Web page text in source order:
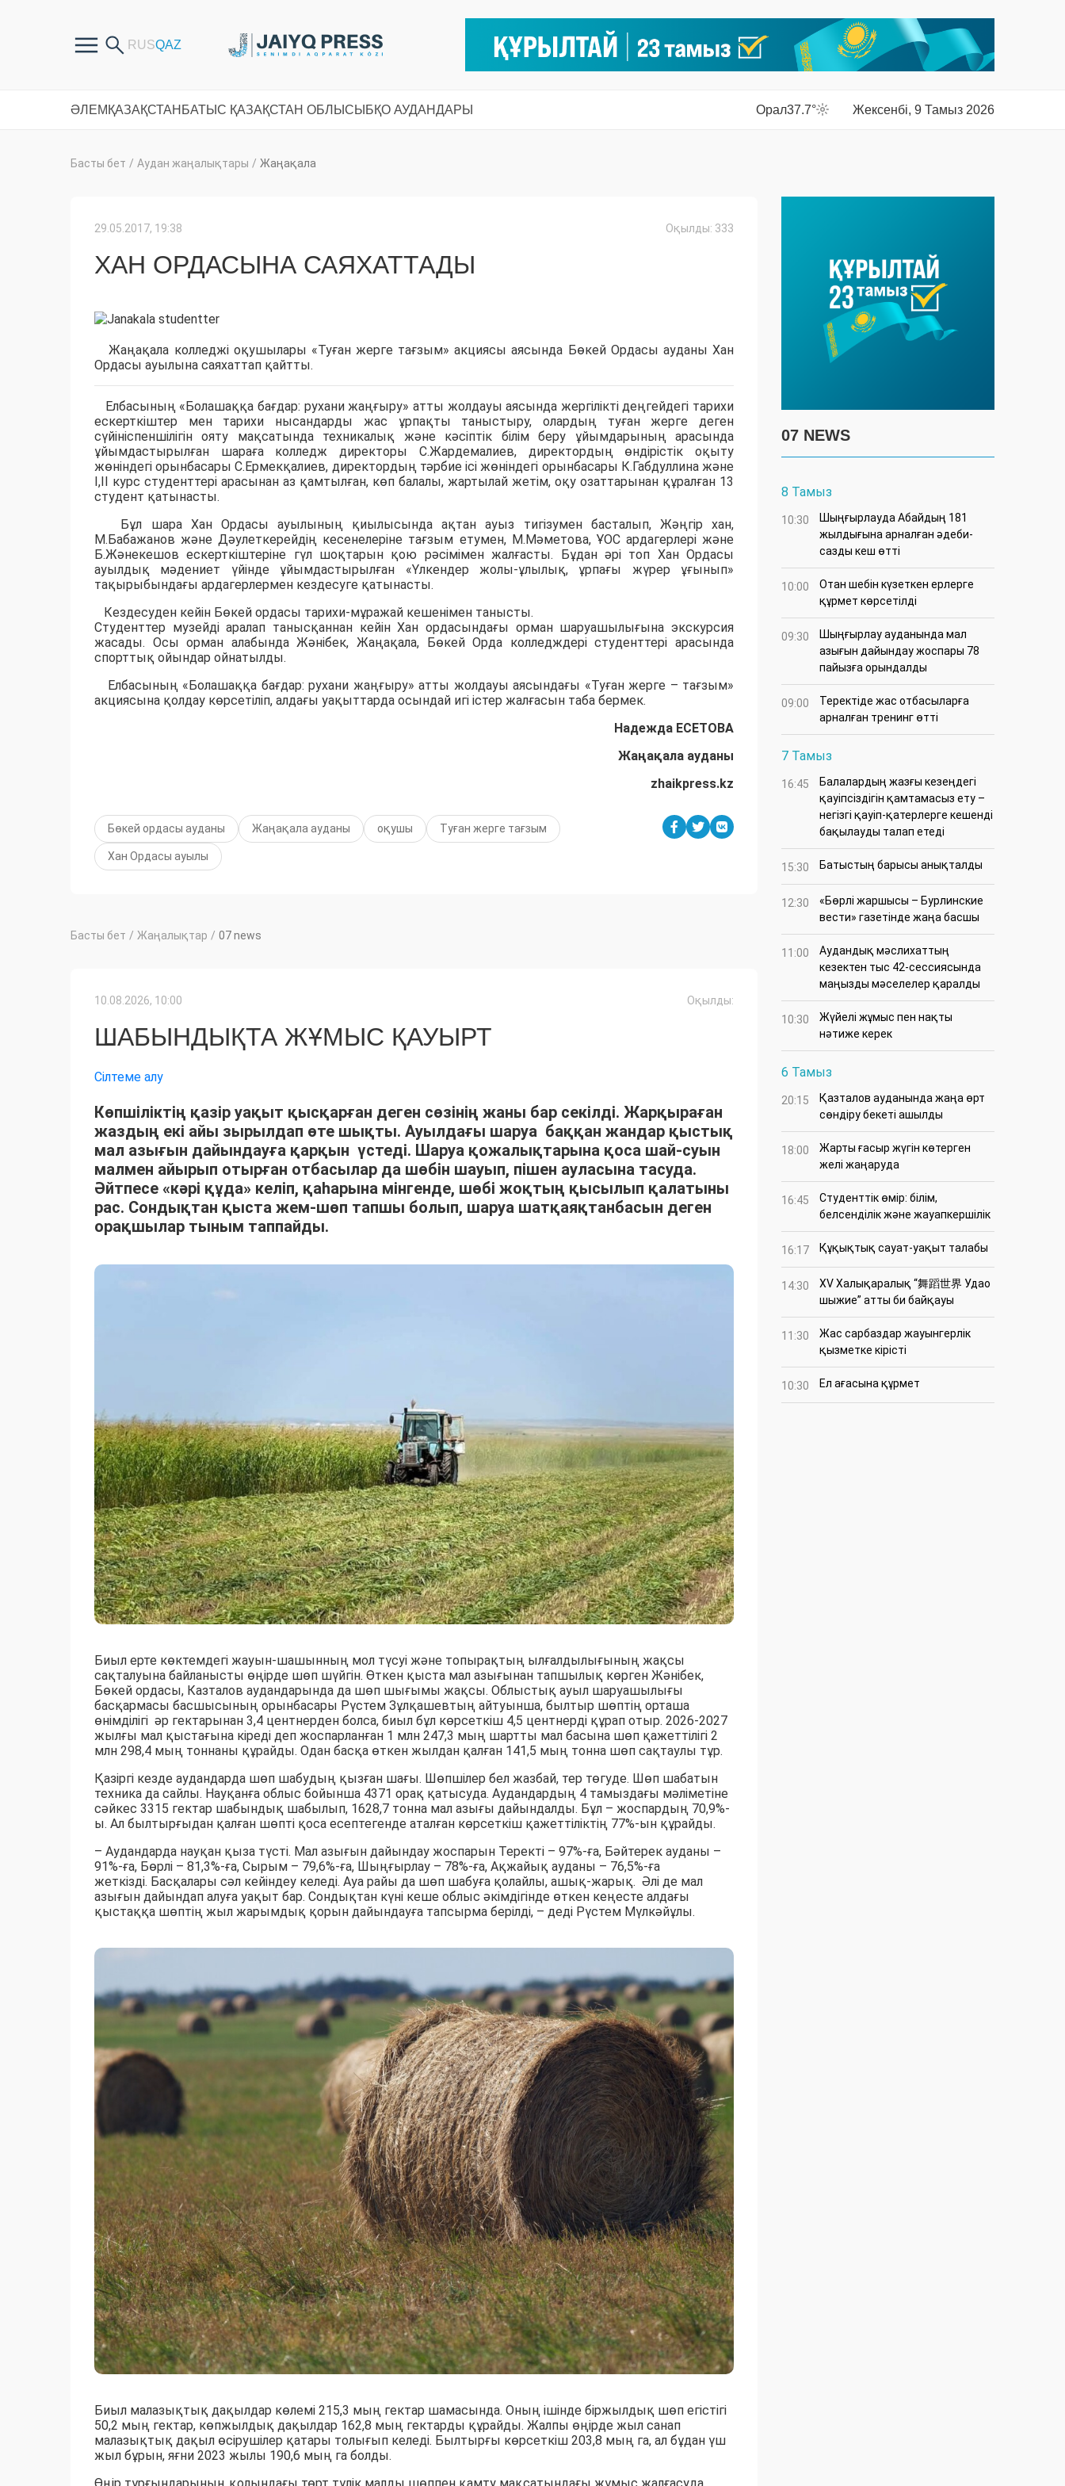
ӘЛЕМ ҚАЗАҚСТАН БАТЫС ҚАЗАҚСТАН ОБЛЫСЫ БҚО АУДАНДАРЫ Орал37.7° Жексенбі, 9 Тамыз 2026
Басты бет / Аудан жаңалықтары / Жаңақала
29.05.2017, 19:38 Оқылды: 333
ХАН ОРДАСЫНА САЯХАТТАДЫ
Жаңақала колледжі оқушылары «Туған жерге тағзым» акциясы аясында Бөкей Ордасы ауданы Хан
Ордасы ауылына саяхаттап қайтты.
Елбасының «Болашаққа бағдар: рухани жаңғыру» атты жолдауы аясында жергілікті деңгейдегі тарихи
ескерткіштер мен тарихи нысандарды жас ұрпақты таныстыру, олардың туған жерге деген
сүйініспеншілігін ояту мақсатында техникалық және кәсіптік білім беру ұйымдарының арасында
ұйымдастырылған шараға колледж директоры С.Жардемалиев, директордың өндірістік оқыту
жөніндегі орынбасары С.Ермекқалиев, директордың тәрбие ісі жөніндегі орынбасары К.Габдуллина және
І,ІІ курс студенттері арасынан аз қамтылған, көп балалы, жартылай жетім, оқу озаттарынан құралған 13
студент қатынасты.
Бұл шара Хан Ордасы ауылының қиылысында ақтан ауыз тигізумен басталып, Жәңгір хан,
М.Бабажанов және Дәулеткерейдің кесенелеріне тағзым етумен, М.Мәметова, ҰОС ардагерлері және
Б.Жәнекешов ескерткіштеріне гүл шоқтарын қою рәсімімен жалғасты. Бұдан әрі топ Хан Ордасы
ауылдық мәдениет үйінде ұйымдастырылған «Үлкендер жолы-ұлылық, ұрпағы жүрер ұғынып»
тақырыбындағы ардагерлермен кездесуге қатынасты.
Кездесуден кейін Бөкей ордасы тарихи-мұражай кешенімен танысты.
Студенттер музейді аралап танысқаннан кейін Хан ордасындағы орман шаруашылығына экскурсия
жасады. Осы орман алабында Жәнібек, Жаңақала, Бөкей Орда колледждері студенттері арасында
спорттық ойындар ойнатылды.
Елбасының «Болашаққа бағдар: рухани жаңғыру» атты жолдауы аясындағы «Туған жерге – тағзым»
акциясына қолдау көрсетіліп, алдағы уақыттарда осындай игі істер жалғасын таба бермек.
Надежда ЕСЕТОВА
Жаңақала ауданы
zhaikpress.kz
Бөкей ордасы ауданы Жаңақала ауданы оқушы Туған жерге тағзым
Хан Ордасы ауылы
Басты бет / Жаңалықтар / 07 news
10.08.2026, 10:00 Оқылды:
ШАБЫНДЫҚТА ЖҰМЫС ҚАУЫРТ
Сілтеме алу
Көпшіліктің қазір уақыт қысқарған деген сөзінің жаны бар секілді. Жарқыраған
жаздың екі айы зырылдап өте шықты. Ауылдағы шаруа баққан жандар қыстық
мал азығын дайындауға қарқын үстеді. Шаруа қожалықтарына қоса шай-суын
малмен айырып отырған отбасылар да шөбін шауып, пішен ауласына тасуда.
Әйтпесе «кәрі құда» келіп, қаһарына мінгенде, шөбі жоқтың қысылып қалатыны
рас. Сондықтан қыста жем-шөп тапшы болып, шаруа шатқаяқтанбасын деген
орақшылар тыным таппайды.
Биыл ерте көктемдегі жауын-шашынның мол түсуі және топырақтың ылғалдылығының жақсы
сақталуына байланысты өңірде шөп шүйгін. Өткен қыста мал азығынан тапшылық көрген Жәнібек,
Бөкей ордасы, Казталов аудандарында да шөп шығымы жақсы. Облыстық ауыл шаруашылығы
басқармасы басшысының орынбасары Рүстем Зұлқашевтың айтуынша, былтыр шөптің орташа
өнімділігі әр гектарынан 3,4 центнерден болса, биыл бұл көрсеткіш 4,5 центнерді құрап отыр. 2026-2027
жылғы мал қыстағына кіреді деп жоспарланған 1 млн 247,3 мың шартты мал басына шөп қажеттілігі 2
млн 298,4 мың тоннаны құрайды. Одан басқа өткен жылдан қалған 141,5 мың тонна шөп сақтаулы тұр.
Қазіргі кезде аудандарда шөп шабудың қызған шағы. Шөпшілер бел жазбай, тер төгуде. Шөп шабатын
техника да сайлы. Науқанға облыс бойынша 4371 орақ қатысуда. Аудандардың 4 тамыздағы мәліметіне
сәйкес 3315 гектар шабындық шабылып, 1628,7 тонна мал азығы дайындалды. Бұл – жоспардың 70,9%-
ы. Ал былтырғыдан қалған шөпті қоса есептегенде аталған көрсеткіш қажеттіліктің 77%-ын құрайды.
– Аудандарда науқан қыза түсті. Мал азығын дайындау жоспарын Теректі – 97%-ға, Бәйтерек ауданы –
91%-ға, Бөрлі – 81,3%-ға, Сырым – 79,6%-ға, Шыңғырлау – 78%-ға, Ақжайық ауданы – 76,5%-ға
жеткізді. Басқалары сәл кейіндеу келеді. Ауа райы да шөп шабуға қолайлы, ашық-жарық. Әлі де мал
азығын дайындап алуға уақыт бар. Сондықтан күні кеше облыс әкімдігінде өткен кеңесте алдағы
қыстаққа шөптің жыл жарымдық қорын дайындауға тапсырма берілді, – деді Рүстем Мүлкәйұлы.
Биыл малазықтық дақылдар көлемі 215,3 мың гектар шамасында. Оның ішінде біржылдық шөп егістігі
50,2 мың гектар, көпжылдық дақылдар 162,8 мың гектарды құрайды. Жалпы өңірде жыл санап
малазықтық дақыл өсірушілер қатары толығып келеді. Былтырғы көрсеткіш 203,8 мың га, ал бұдан үш
жыл бұрын, яғни 2023 жылы 190,6 мың га болды.
07 NEWS
8 Тамыз
10:30
Шыңғырлауда Абайдың 181
жылдығына арналған әдеби-
сазды кеш өтті
10:00
Отан шебін күзеткен ерлерге
құрмет көрсетілді
09:30
​Шыңғырлау ауданында мал
азығын дайындау жоспары 78
пайызға орындалды
09:00
​Теректіде жас отбасыларға
арналған тренинг өтті
7 Тамыз
16:45
Балалардың жазғы кезеңдегі
қауіпсіздігін қамтамасыз ету –
негізгі қауіп-қатерлерге кешенді
бақылауды талап етеді
15:30 Батыстың барысы анықталды
12:30
«Бөрлі жаршысы – Бурлинские
вести» газетінде жаңа басшы
11:00
Аудандық мәслихаттың
кезектен тыс 42-сессиясында
маңызды мәселелер қаралды
10:30
Жүйелі жұмыс пен нақты
нәтиже керек
6 Тамыз
20:15
Қазталов ауданында жаңа өрт
сөндіру бекеті ашылды
18:00
Жарты ғасыр жүгін көтерген
желі жаңаруда
16:45
Студенттік өмір: білім,
белсенділік және жауапкершілік
16:17 Құқықтық сауат-уақыт талабы
14:30
XV Халықаралық “舞蹈世界 Удао
шыжие” атты би байқауы
11:30
Жас сарбаздар жауынгерлік
қызметке кірісті
10:30 Ел ағасына құрмет